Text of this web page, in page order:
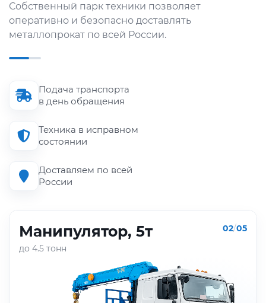
Собственный парк техники позволяет
оперативно и безопасно доставлять
металлопрокат по всей России.
Подача транспорта
в день обращения
Техника в исправном
состоянии
Доставляем по всей
России
Манипулятор, 5т
до 4.5 тонн
02/05